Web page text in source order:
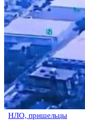
НЛО, пришельцы